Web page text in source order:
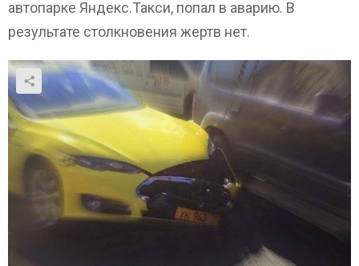
автопарке Яндекс.Такси, попал в аварию. В
результате столкновения жертв нет.